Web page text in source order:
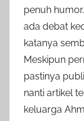
penuh
ada debat
katanya
Meskipun
pastinya
nanti artikel
keluarga